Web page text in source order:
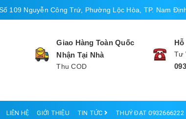
109 Nguyễn Công Trứ, Phường Lộc Hòa, TP. Nam
Giao Hàng Toàn Quốc
Nhận Tại Nhà
Thu COD
Tư
LIÊN HỆ GIỚI THIỆU TIN TỨC THUÝ ĐẠT 0932666222